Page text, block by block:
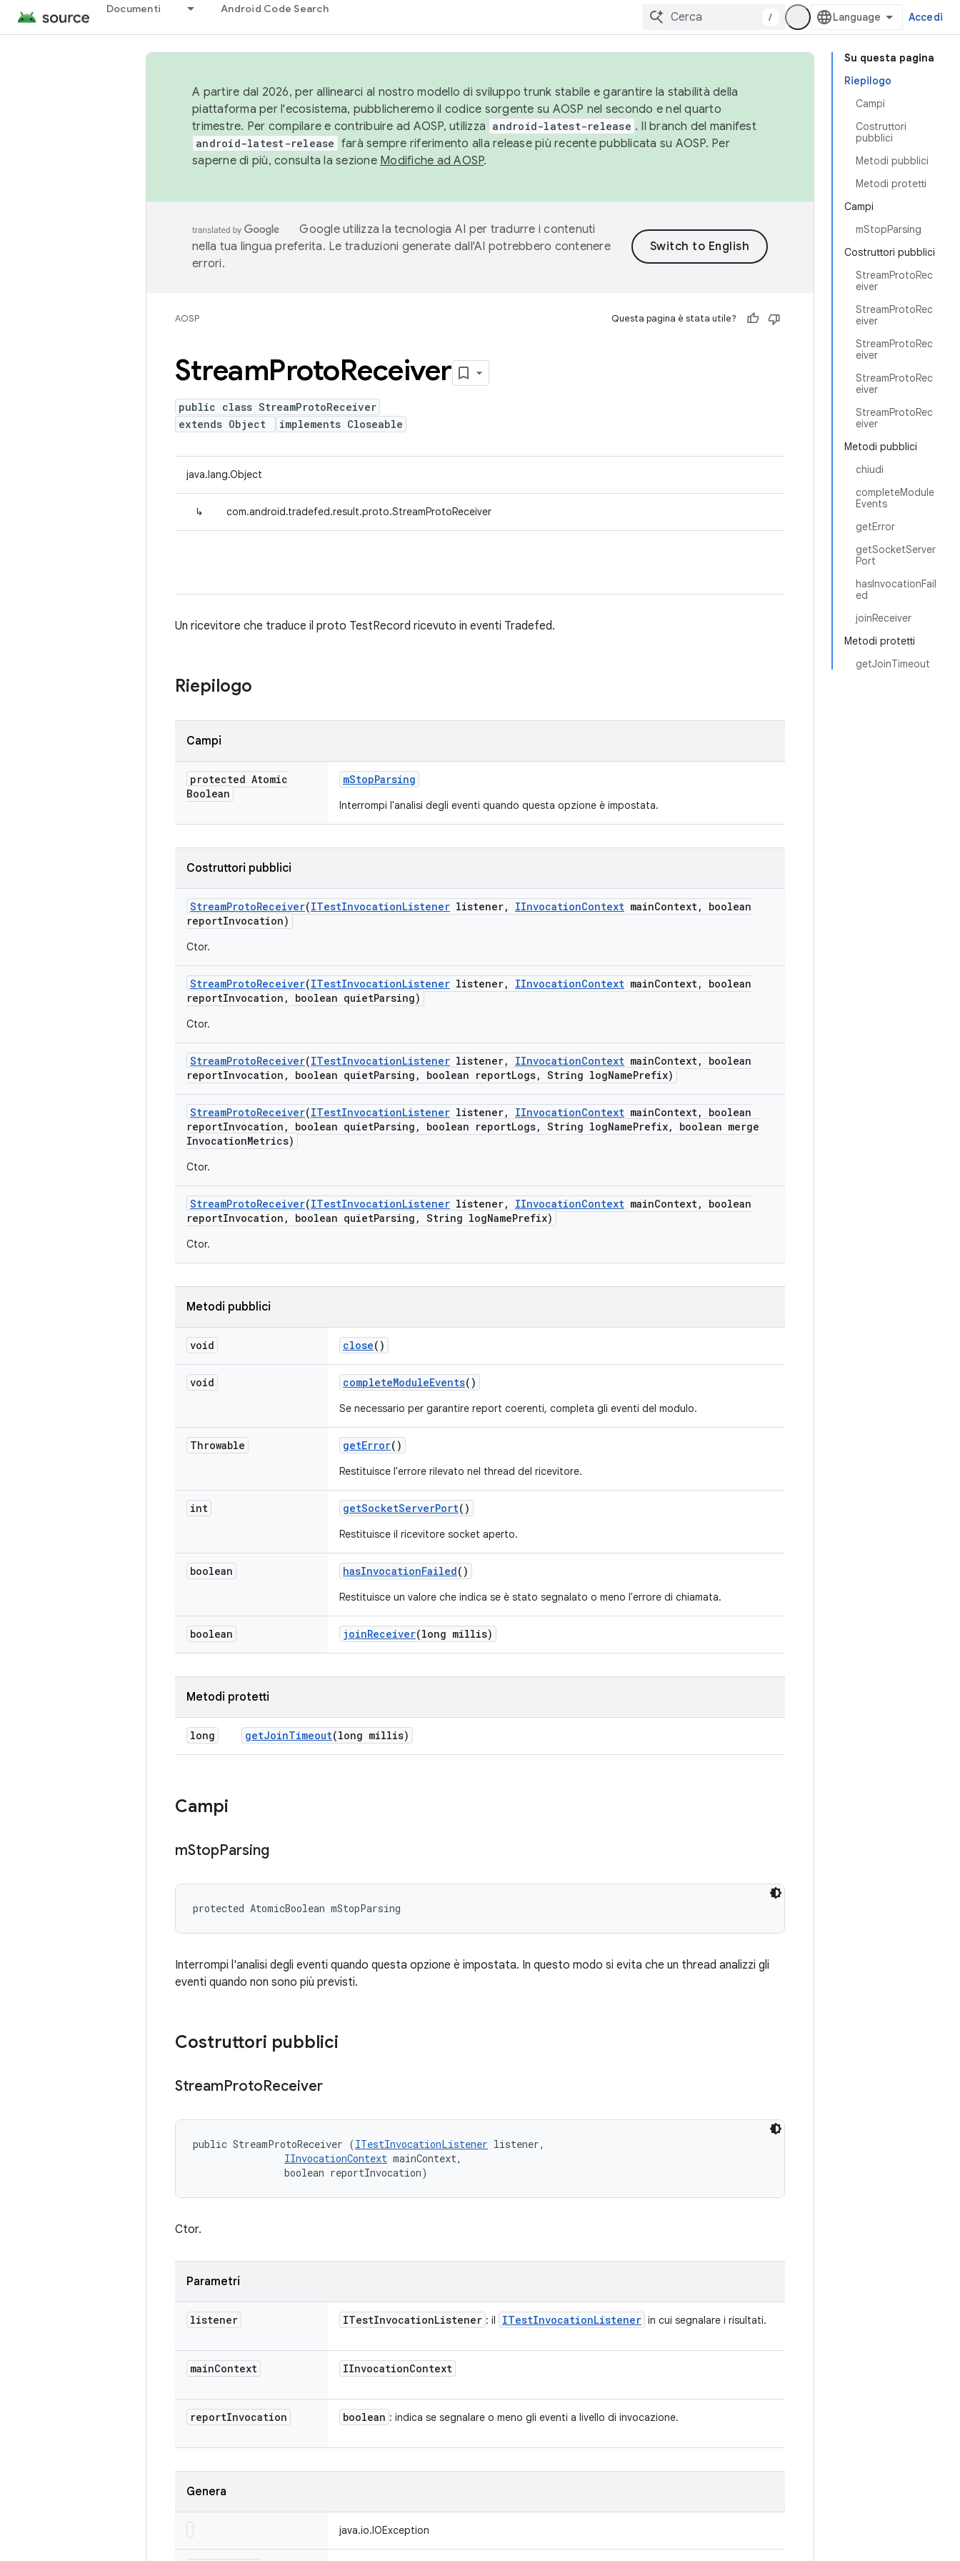
Documenti Android Code Search
/ Accedi
Su questa pagina
Riepilogo
Campi
Costruttori
pubblici
Metodi pubblici
Metodi protetti
Campi
mStopParsing
Costruttori pubblici
StreamProtoRec
eiver
StreamProtoRec
eiver
StreamProtoRec
eiver
StreamProtoRec
eiver
StreamProtoRec
eiver
Metodi pubblici
chiudi
completeModule
Events
getError
getSocketServer
Port
hasInvocationFail
ed
joinReceiver
Metodi protetti
getJoinTimeout
A partire dal 2026, per allinearci al nostro modello di sviluppo trunk stabile e garantire la stabilità della
piattaforma per l'ecosistema, pubblicheremo il codice sorgente su AOSP nel secondo e nel quarto
trimestre. Per compilare e contribuire ad AOSP, utilizza android-latest-release . Il branch del manifest
android-latest-release farà sempre riferimento alla release più recente pubblicata su AOSP. Per
saperne di più, consulta la sezione Modifiche ad AOSP.
Google utilizza la tecnologia AI per tradurre i contenuti
nella tua lingua preferita. Le traduzioni generate dall'AI potrebbero contenere
errori.
AOSP Questa pagina è stata utile?
StreamProtoReceiver
public class StreamProtoReceiver
extends Object
implements Closeable
java.lang.Object
↳ com.android.tradefed.result.proto.StreamProtoReceiver
Un ricevitore che traduce il proto TestRecord ricevuto in eventi Tradefed.
Riepilogo
Campi
protected Atomic
Boolean
mStopParsing
Interrompi l'analisi degli eventi quando questa opzione è impostata.
Costruttori pubblici
StreamProtoReceiver(ITestInvocationListener listener, IInvocationContext mainContext,
boolean
reportInvocation)
Ctor.
StreamProtoReceiver(ITestInvocationListener listener, IInvocationContext mainContext,
boolean
reportInvocation , boolean quietParsing)
Ctor.
StreamProtoReceiver(ITestInvocationListener listener, IInvocationContext mainContext,
boolean
reportInvocation , boolean quietParsing , boolean reportLogs, String logNamePrefix)
StreamProtoReceiver(ITestInvocationListener listener, IInvocationContext mainContext,
boolean
reportInvocation , boolean quietParsing , boolean reportLogs, String logNamePrefix,
boolean merge
InvocationMetrics)
Ctor.
StreamProtoReceiver(ITestInvocationListener listener, IInvocationContext mainContext,
boolean
reportInvocation , boolean quietParsing , String logNamePrefix)
Ctor.
Metodi pubblici
void close()
void completeModuleEvents()
Se necessario per garantire report coerenti, completa gli eventi del modulo.
Throwable getError()
Restituisce l'errore rilevato nel thread del ricevitore.
int getSocketServerPort()
Restituisce il ricevitore socket aperto.
boolean hasInvocationFailed()
Restituisce un valore che indica se è stato segnalato o meno l'errore di chiamata.
boolean joinReceiver(long millis)
Metodi protetti
long getJoinTimeout(long millis)
Campi
mStopParsing
protected AtomicBoolean mStopParsing
Interrompi l'analisi degli eventi quando questa opzione è impostata. In questo modo si evita che un thread analizzi gli
eventi quando non sono più previsti.
Costruttori pubblici
StreamProtoReceiver
public StreamProtoReceiver (ITestInvocationListener listener,
IInvocationContext mainContext,
                boolean reportInvocation)
Ctor.
Parametri
listener ITestInvocationListener : il ITestInvocationListener in cui segnalare i risultati.
mainContext IInvocationContext
reportInvocation boolean : indica se segnalare o meno gli eventi a livello di invocazione.
Genera
java.io.IOException